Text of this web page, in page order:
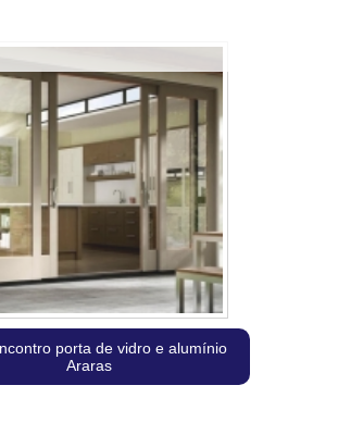
porta de vidro e alumínio
Araras